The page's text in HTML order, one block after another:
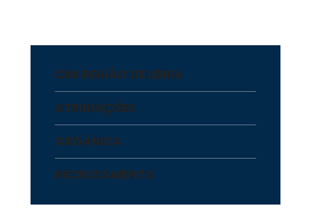
CIM REGIÃO DE LEIRIA
ATRIBUIÇÕES
ORGÂNICA
RECRUTAMENTO